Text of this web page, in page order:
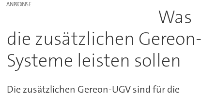
ANZEIGE
Was
die zusätzlichen Gereon-
Systeme leisten sollen
Die zusätzlichen Gereon-UGV sind für die